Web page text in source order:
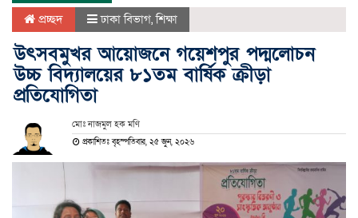
প্রচ্ছদ ঢাকা বিভাগ,শিক্ষা
উৎসবমুখর আয়োজনে গয়েশপুর পদ্মলোচন
উচ্চ বিদ্যালয়ের ৮১তম বার্ষিক ক্রীড়া
প্রতিযোগিতা
মোঃ নাজমুল হক মণি
প্রকাশিতঃ বৃহস্পতিবার, ২৫ জুন, ২০২৬